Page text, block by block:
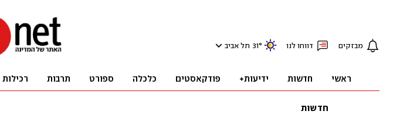
מבזקים דווחו לנו 31° תל אביב
ראשי חדשות ידיעות+ פודקאסטים כלכלה ספורט תרבות רכילות
חדשות